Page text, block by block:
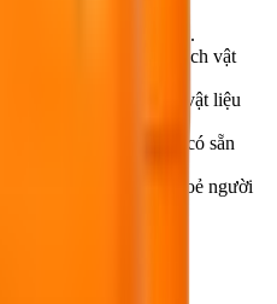
phẩm sau khi tạo hình.
hỏng trong quá trình tách vật
làm ảnh huởng đến vật liệu
bằng các dụng cụ có sẵn
…
ảnh hưởng đến sức khoẻ người
cơ, an toàn cháy nổ.